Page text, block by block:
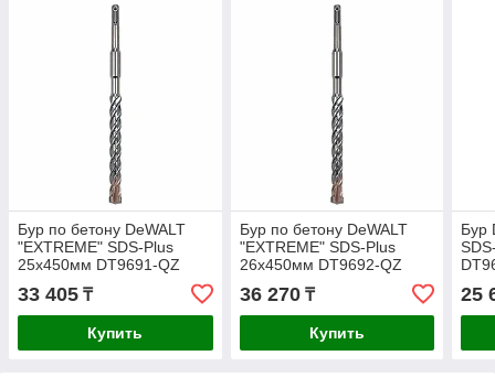
Бур по бетону DeWALT
"EXTREME" SDS-Plus
25х450мм DT9691-QZ
33 405 ₸
Купить
Бур по бетону DeWALT
"EXTREME" SDS-Plus
26х450мм DT9692-QZ
36 270₸
Купить
Бур
25